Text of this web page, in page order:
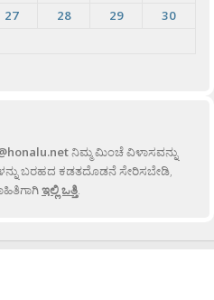
27 28 29
30
ನಿಮ್ಮ ಮಿಂಚೆ ವಿಳಾಸವನ್ನು
ಬರಹದ ಕಡತದೊಡನೆ ಸೇರಿಸಬೇಡಿ,
ಇಲ್ಲಿ ಒತ್ತಿ.